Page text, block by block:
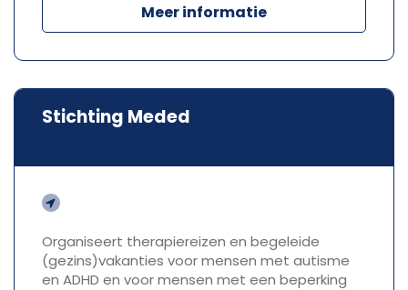
Meer informatie
Stichting Meded
Organiseert therapiereizen en begeleide
(gezins)vakanties voor mensen met autisme
en ADHD en voor mensen met een beperking